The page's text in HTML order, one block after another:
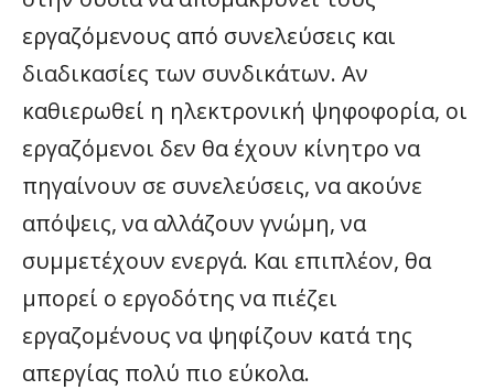
εργαζόμενους από συνελεύσεις και
διαδικασίες των συνδικάτων. Αν
καθιερωθεί η ηλεκτρονική ψηφοφορία, οι
εργαζόμενοι δεν θα έχουν κίνητρο να
πηγαίνουν σε συνελεύσεις, να ακούνε
απόψεις, να αλλάζουν γνώμη, να
συμμετέχουν ενεργά. Και επιπλέον, θα
μπορεί ο εργοδότης να πιέζει
εργαζομένους να ψηφίζουν κατά της
απεργίας πολύ πιο εύκολα.